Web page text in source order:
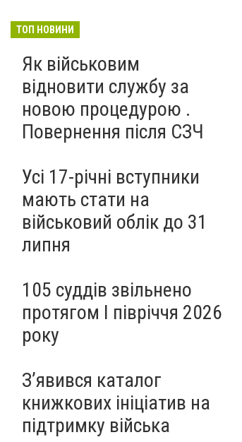
ТОП НОВИНИ
Як військовим
відновити службу за
новою процедурою .
Повернення після СЗЧ
Усі 17-річні вступники
мають стати на
військовий облік до 31
липня
105 суддів звільнено
протягом I півріччя 2026
року
З’явився каталог
книжкових ініціатив на
підтримку війська